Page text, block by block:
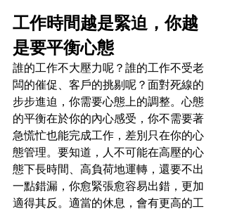
工作時間越是緊迫，你越
是要平衡心態
誰的工作不大壓力呢？誰的工作不受老
闆的催促、客戶的挑剔呢？面對死線的
步步進迫，你需要心態上的調整。心態
的平衡在於你的內心感受，你不需要著
急慌忙也能完成工作，差別只在你的心
態管理。要知道，人不可能在高壓的心
態下長時間、高負荷地運轉，還要不出
一點錯漏，你愈緊張愈容易出錯，更加
適得其反。適當的休息，會有更高的工